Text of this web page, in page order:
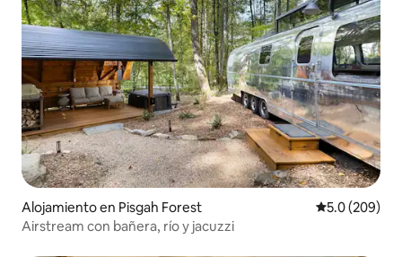
Alojamiento en Pisgah Forest Calificación
5.0 (209)
Airstream con bañera, río y jacuzzi